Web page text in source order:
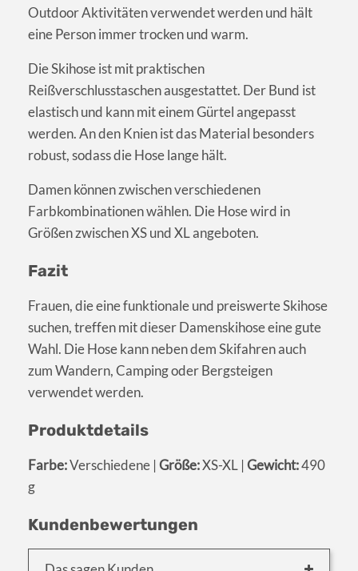
Outdoor Aktivitäten verwendet werden und hält
eine Person immer trocken und warm.
Die Skihose ist mit praktischen
Reißverschlusstaschen ausgestattet. Der Bund ist
elastisch und kann mit einem Gürtel angepasst
werden. An den Knien ist das Material besonders
robust, sodass die Hose lange hält.
Damen können zwischen verschiedenen
Farbkombinationen wählen. Die Hose wird in
Größen zwischen XS und XL angeboten.
Fazit
Frauen, die eine funktionale und preiswerte Skihose
suchen, treffen mit dieser Damenskihose eine gute
Wahl. Die Hose kann neben dem Skifahren auch
zum Wandern, Camping oder Bergsteigen
verwendet werden.
Produktdetails
Farbe:Verschiedene | Größe:XS-XL | Gewicht:490
g
Kundenbewertungen